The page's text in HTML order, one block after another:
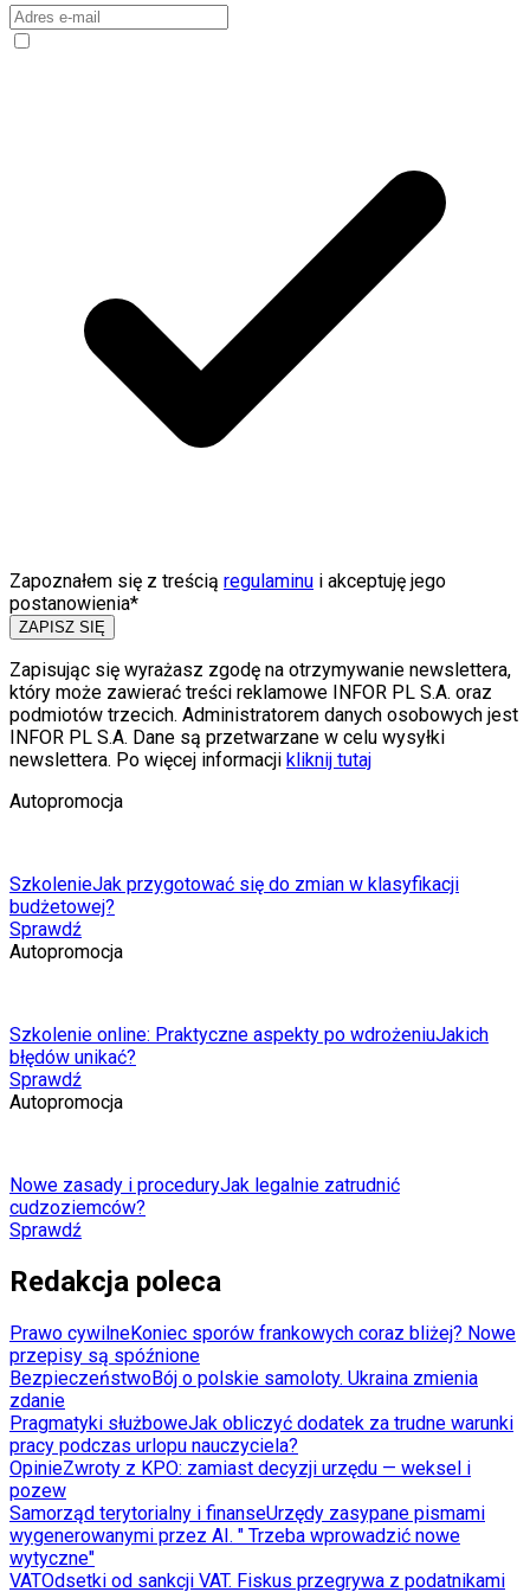
Zapoznałem się z treścią regulaminu i akceptuję jego
postanowienia*
ZAPISZ SIĘ
Zapisując się wyrażasz zgodę na otrzymywanie newslettera,
który może zawierać treści reklamowe INFOR PL S.A. oraz
podmiotów trzecich. Administratorem danych osobowych jest
INFOR PL S.A. Dane są przetwarzane w celu wysyłki
newslettera. Po więcej informacji kliknij tutaj
Autopromocja
SzkolenieJak przygotować się do zmian w klasyfikacji
budżetowej?
Sprawdź
Autopromocja
Szkolenie online: Praktyczne aspekty po wdrożeniuJakich
błędów unikać?
Sprawdź
Autopromocja
Nowe zasady i proceduryJak legalnie zatrudnić
cudzoziemców?
Sprawdź
Redakcja poleca
Prawo cywilneKoniec sporów frankowych coraz bliżej? Nowe
przepisy są spóźnione
BezpieczeństwoBój o polskie samoloty. Ukraina zmienia
zdanie
Pragmatyki służboweJak obliczyć dodatek za trudne warunki
pracy podczas urlopu nauczyciela?
OpinieZwroty z KPO: zamiast decyzji urzędu — weksel i
pozew
Samorząd terytorialny i finanseUrzędy zasypane pismami
wygenerowanymi przez AI. " Trzeba wprowadzić nowe
wytyczne"
VATOdsetki od sankcji VAT. Fiskus przegrywa z podatnikami